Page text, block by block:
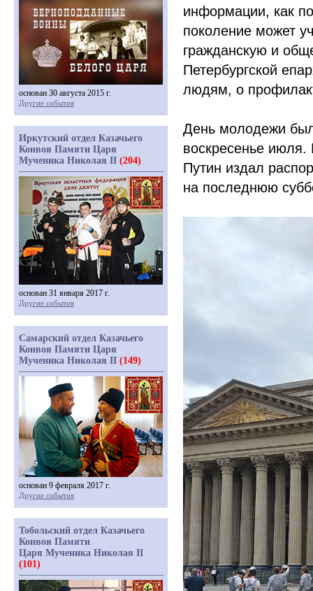
информации, как
поколение может
гражданскую и
Петербургской
людям, о
День молодежи
воскресенье
Путин издал
на последнюю
основан 30 августа 2015 г.
Другие события
Иркутский отдел Казачьего
Конвоя Памяти Царя
Мученика Николая II (204)
основан 31 января 2017 г.
Другие события
Самарский отдел Казачьего
Конвоя Памяти Царя
Мученика Николая II (149)
основан 9 февраля 2017 г.
Другие события
Тобольский отдел Казачьего
Конвоя Памяти
Царя Мученика Николая II
(101)